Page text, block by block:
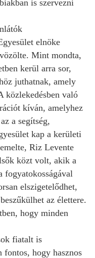
is szervezni
elnöke
Mint mondta,
kerül arra sor,
juthatnak, amely
közlekedésben való
kíván, amelyhez
a segítség,
kap a kerületi
Riz Levente
közt volt, akik a
elszigetelődhet,
az élettere.
hogy minden
fiatalt is
fontos, hogy hasznos